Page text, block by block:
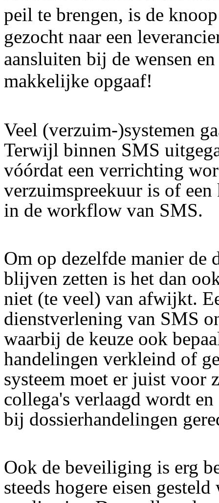
peil te brengen, is de
gezocht naar een
aansluiten bij de wensen
makkelijke opgaaf!
Veel (verzuim-)systemen
Terwijl binnen SMS
vóórdat een verrichting
verzuimspreekuur is of
in de workflow van SMS.
Om op dezelfde manier de
blijven zetten is het dan
niet (te veel) van afwijkt.
dienstverlening van SMS
waarbij de keuze ook
handelingen verkleind of
systeem moet er juist voor
collega's verlaagd wordt
bij dossierhandelingen
Ook de beveiliging is erg
steeds hogere eisen